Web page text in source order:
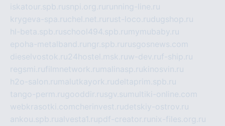
iskatour.spb.rusnpi.org.ru running-line.ru
krygeva-spa.ruchel.net.ru rust-loco.rudugshop.ru
hl-beta.spb.ruschool494.spb.ru mymubaby.ru
epoha-metalband.ru ngr.spb.ru rusgosnews.com
dieselvostok.ru24hostel.msk.ruw-dev.ruf-ship.ru
regsmi.rufilmnetwork.ru malinasp.rukinosvin.ru
h2o-salon.ru malutkayork.rudeltaprim.spb.ru
tango-perm.rugooddir.rusgv.su multiki-online.com
webkrasotki.comcherinvest.rudetskiy-ostrov.ru
ankou.spb.rualvesta1.rupdf-creator.ru nix-files.org.ru